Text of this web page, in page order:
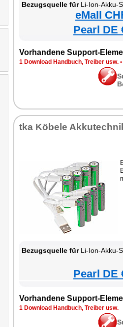
Bezugsquelle fürLi-Ion-Akku-Set Typ AAA
eMall
Pearl DE
Vorhandene Support-
1 Download Handbuch, Treiber usw. •
tka Köbele
Bezugsquelle fürLi-Ion-Akku-Set Typ AAA
Pearl DE
Vorhandene Support-
1 Download Handbuch, Treiber usw.